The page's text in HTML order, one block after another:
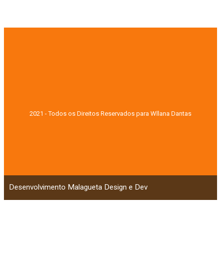
2021 - Todos os Direitos Reservados para Wllana Dantas
Desenvolvimento Malagueta Design e Dev